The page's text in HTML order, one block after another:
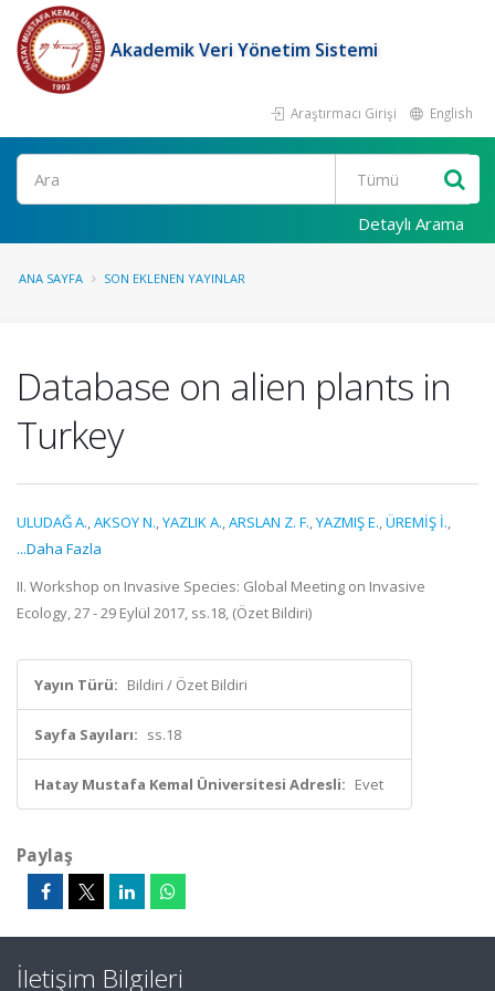
Akademik Veri Yönetim Sistemi
Araştırmacı Girişi English
Ara
Detaylı Arama
ANA SAYFA SON EKLENEN YAYINLAR
Database on alien plants in
Turkey
ULUDAĞ A.,AKSOY N.,YAZLIK A.,ARSLAN Z. F.,YAZMIŞ E.,ÜREMİŞ İ.,
...Daha Fazla
II. Workshop on Invasive Species: Global Meeting on Invasive
Ecology, 27 - 29 Eylül 2017, ss.18, (Özet Bildiri)
Yayın Türü: Bildiri / Özet Bildiri
Sayfa Sayıları: ss.18
Hatay Mustafa Kemal Üniversitesi Adresli: Evet
Paylaş
İletişim Bilgileri